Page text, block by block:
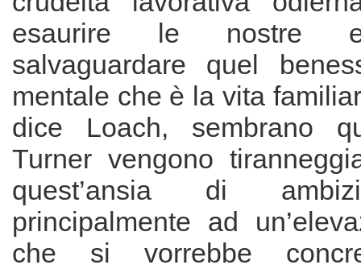
esaurire le nostre
salvaguardare quel
mentale che è la vita
dice Loach, sembrano
Turner vengono
quest’ansia di
principalmente ad
che si vorrebbe